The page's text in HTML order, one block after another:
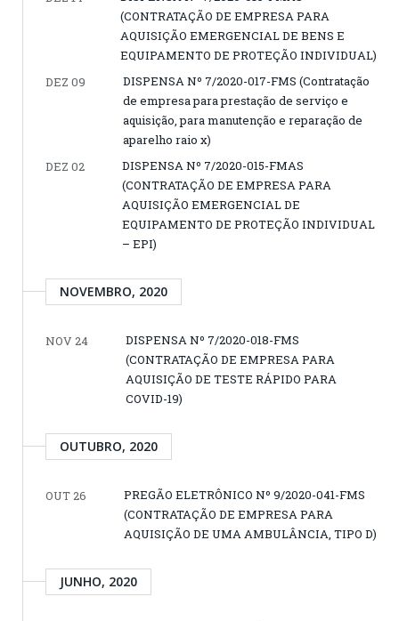
(CONTRATAÇÃO DE EMPRESA PARA
AQUISIÇÃO EMERGENCIAL DE BENS E
EQUIPAMENTO DE PROTEÇÃO INDIVIDUAL)
DEZ 09
DISPENSA Nº 7/2020-017-FMS (Contratação
de empresa para prestação de serviço e
aquisição, para manutenção e reparação de
aparelho raio x)
DEZ 02
DISPENSA Nº 7/2020-015-FMAS
(CONTRATAÇÃO DE EMPRESA PARA
AQUISIÇÃO EMERGENCIAL DE
EQUIPAMENTO DE PROTEÇÃO INDIVIDUAL
– EPI)
NOVEMBRO, 2020
NOV 24
DISPENSA Nº 7/2020-018-FMS
(CONTRATAÇÃO DE EMPRESA PARA
AQUISIÇÃO DE TESTE RÁPIDO PARA
COVID-19)
OUTUBRO, 2020
OUT 26
PREGÃO ELETRÔNICO Nº 9/2020-041-FMS
(CONTRATAÇÃO DE EMPRESA PARA
AQUISIÇÃO DE UMA AMBULÂNCIA, TIPO D)
JUNHO, 2020